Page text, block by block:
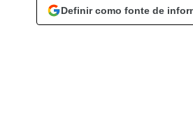
Definir como fonte de